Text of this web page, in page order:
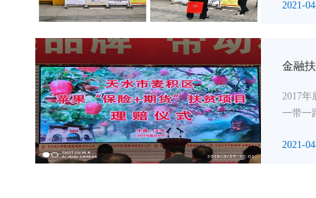
2021-
金融
2017年
一带一
2021-